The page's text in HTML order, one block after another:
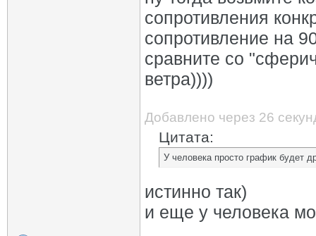
сопротивления
сопротивление на
сравните со
ветра))))
Добавлено через 26
Цитата:
У человека просто график будет
истинно так)
и еще у человека